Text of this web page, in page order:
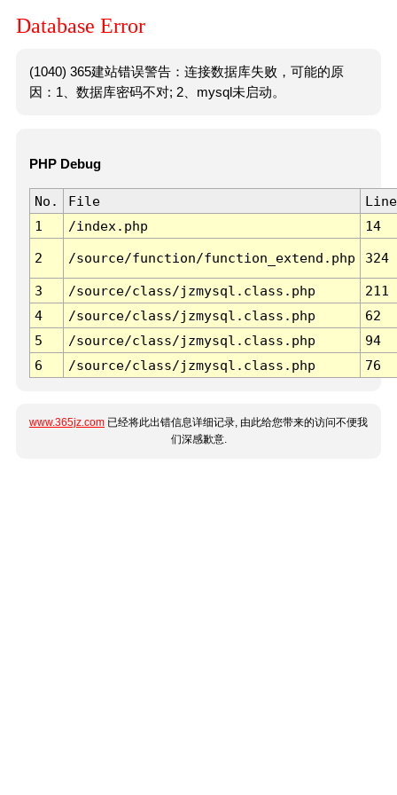
Database Error
(1040) 365建站错误警告：连接数据库失败，可能的原
因：1、数据库密码不对; 2、mysql未启动。
PHP Debug
No. File
Line
1
/index.php 14
2 /source/function/function_extend.php 324
3 /source/class/jzmysql.class.php
211
4
/source/class/jzmysql.class.php
62
5
/source/class/jzmysql.class.php
94
6
/source/class/jzmysql.class.php 76
www.365jz.com 已经将此出错信息详细记录, 由此给您带来的访问不便我
们深感歉意.